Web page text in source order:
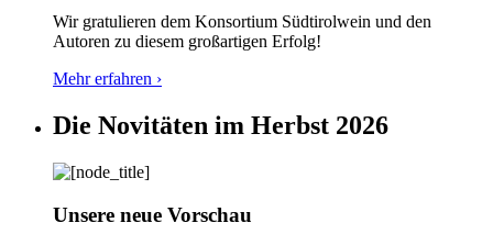
Wir gratulieren dem Konsortium Südtirolwein und den
Autoren zu diesem großartigen Erfolg!
Mehr erfahren ›
Die Novitäten im Herbst 2026
Unsere neue Vorschau